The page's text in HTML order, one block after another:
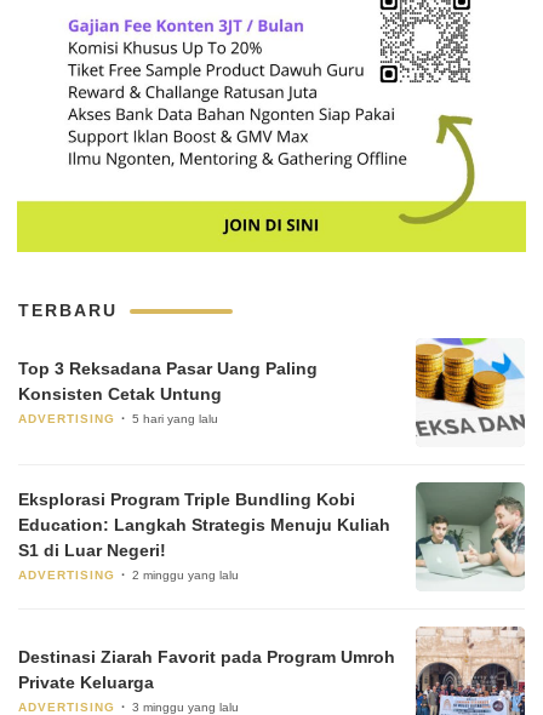
TERBARU
Top 3 Reksadana Pasar Uang Paling
Konsisten Cetak Untung
ADVERTISING 5 hari yang lalu
Eksplorasi Program Triple Bundling Kobi
Education: Langkah Strategis Menuju Kuliah
S1 di Luar Negeri!
ADVERTISING 2 minggu yang lalu
Destinasi Ziarah Favorit pada Program Umroh
Private Keluarga
ADVERTISING 3 minggu yang lalu